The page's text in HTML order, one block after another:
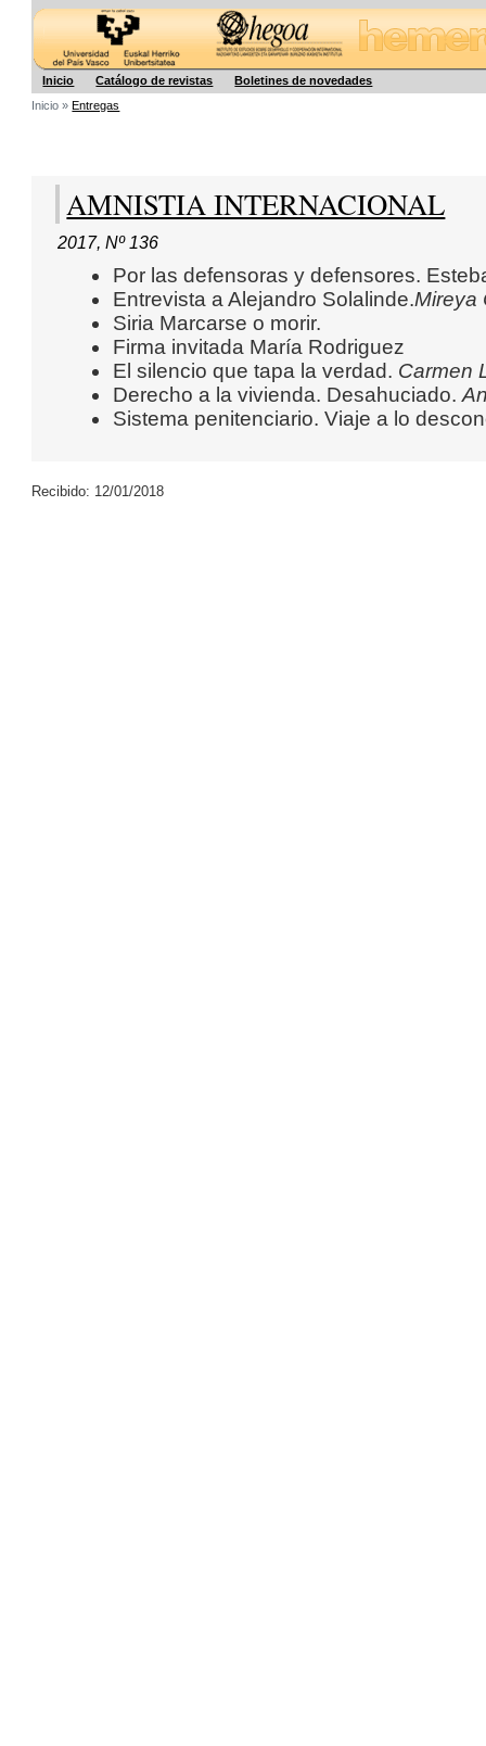
Inicio Catálogo de revistas
Boletines de novedades
Inicio »Entregas
AMNISTIA INTERNACIONAL
2017,Nº 136
Por las defensoras y defensores.
Entrevista a Alejandro Solalinde.Mireya
Siria Marcarse o morir.
Firma invitada María Rodriguez
El silencio que tapa la verdad. Carmen
Derecho a la vivienda. Desahuciado.
Sistema penitenciario. Viaje a lo
Recibido: 12/01/2018